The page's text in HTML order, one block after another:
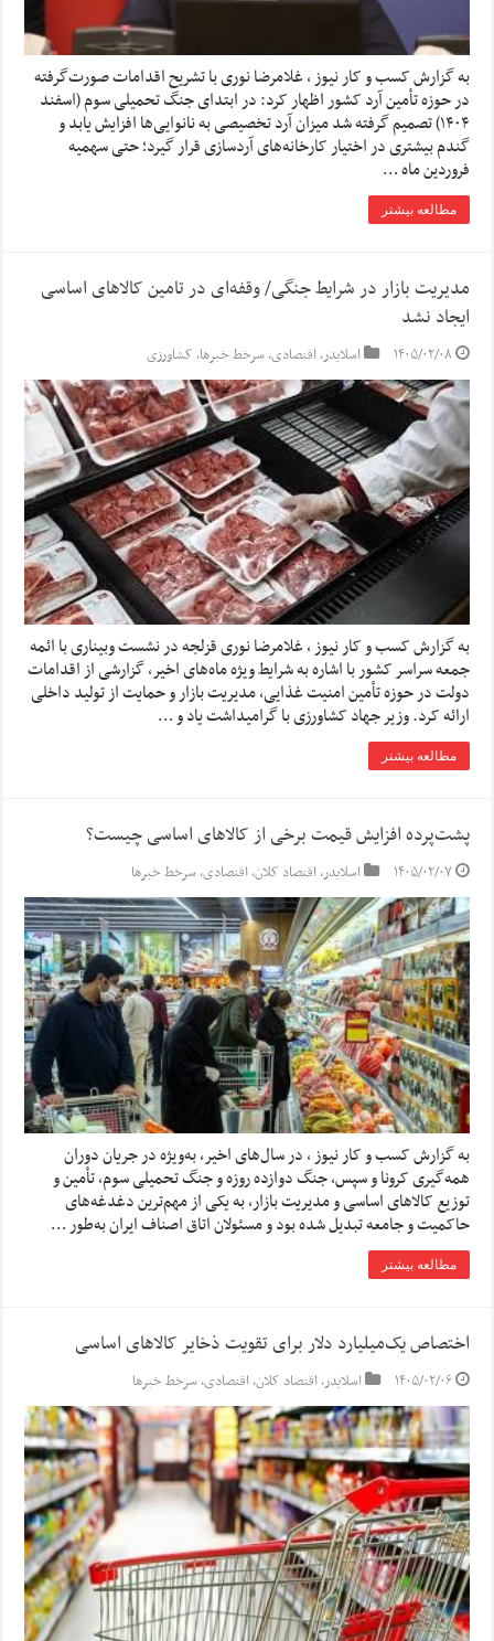
به گزارش کسب و کار نیوز ، غلامرضا نوری با تشریح اقدامات صورت‌گرفته
در حوزه تأمین آرد کشور اظهار کرد: در ابتدای جنگ تحمیلی سوم (اسفند
۱۴۰۴) تصمیم گرفته شد میزان آرد تخصیصی به نانوایی‌ها افزایش یابد و
گندم بیشتری در اختیار کارخانه‌های آردسازی قرار گیرد؛ حتی سهمیه‌
فروردین ماه …
مطالعه بیشتر
مدیریت بازار در شرایط جنگی/ وقفه‌ای در تامین کالاهای اساسی
ایجاد نشد
۱۴۰۵/۰۲/۰۸ اسلایدر,اقتصادی,سرخط خبرها, کشاورزی
به گزارش کسب و کار نیوز ، غلامرضا نوری قزلجه در نشست وبیناری با ائمه
جمعه سراسر کشور با اشاره به شرایط ویژه ماه‌های اخیر، گزارشی از اقدامات
دولت در حوزه تأمین امنیت غذایی، مدیریت بازار و حمایت از تولید داخلی
ارائه کرد. وزیر جهاد کشاورزی با گرامیداشت یاد و …
مطالعه بیشتر
پشت‌پرده افزایش قیمت برخی از کالا‌های اساسی چیست؟
۱۴۰۵/۰۲/۰۷ اسلایدر,اقتصاد کلان,اقتصادی,سرخط خبرها
به گزارش کسب و کار نیوز ، در سال‌های اخیر، به‌ویژه در جریان دوران
همه‌گیری کرونا و سپس، جنگ دوازده روزه و جنگ تحمیلی سوم، تأمین و
توزیع کالاهای اساسی و مدیریت بازار، به یکی از مهم‌ترین دغدغه‌های
حاکمیت و جامعه تبدیل شده بود و مسئولان اتاق اصناف ایران به‌طور …
مطالعه بیشتر
اختصاص یک‌میلیارد دلار برای تقویت ذخایر کالاهای اساسی
۱۴۰۵/۰۲/۰۶ اسلایدر,اقتصاد کلان,اقتصادی,سرخط خبرها